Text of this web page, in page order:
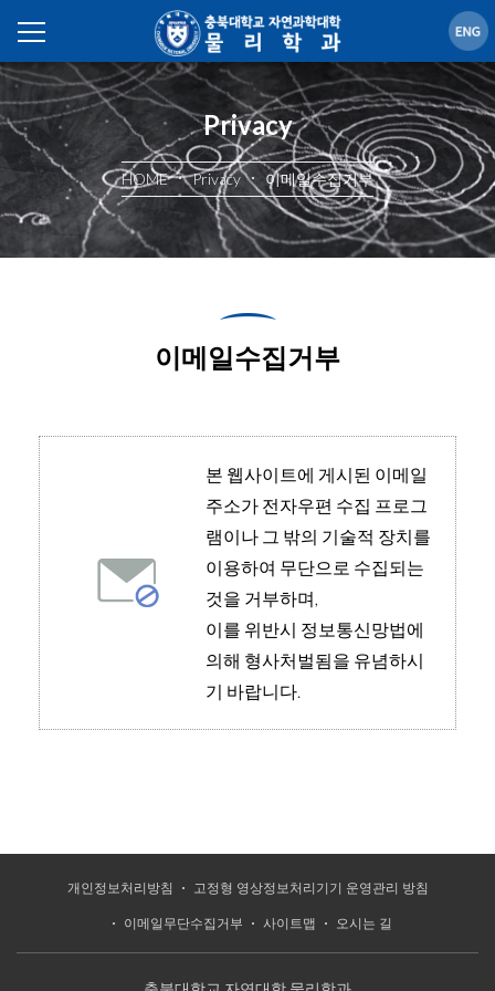
Privacy
HOME Privacy 이메일수집거부
이메일수집거부
본 웹사이트에 게시된 이메일
주소가 전자우편 수집 프로그
램이나 그 밖의 기술적 장치를
이용하여 무단으로 수집되는
것을 거부하며,
이를 위반시 정보통신망법에
의해 형사처벌됨을 유념하시
기 바랍니다.
개인정보처리방침 고정형 영상정보처리기기 운영관리 방침
이메일무단수집거부 사이트맵 오시는 길